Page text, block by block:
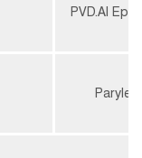
PVD.Al
Parylen